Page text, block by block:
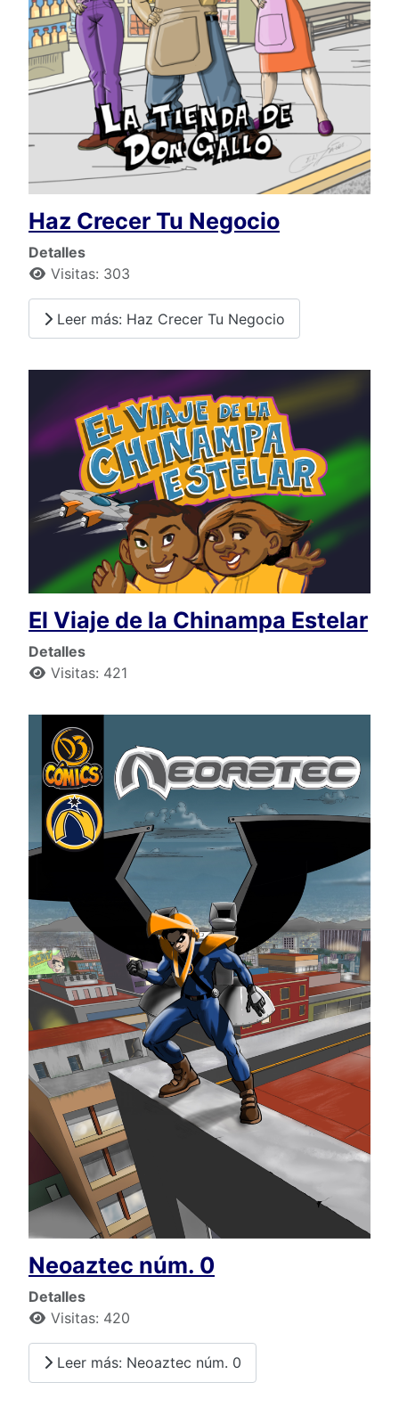
Haz Crecer Tu Negocio
Detalles
Visitas: 303
Leer más: Haz Crecer Tu Negocio
El Viaje de la Chinampa Estelar
Detalles
Visitas: 421
Neoaztec núm. 0
Detalles
Visitas: 420
Leer más: Neoaztec núm. 0